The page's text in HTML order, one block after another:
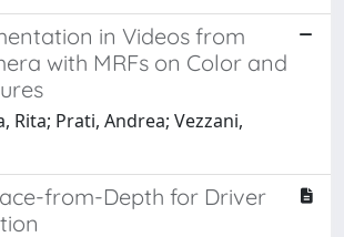
in Videos from
with MRFs on Color and
Rita; Prati, Andrea; Vezzani,
from-Depth for Driver